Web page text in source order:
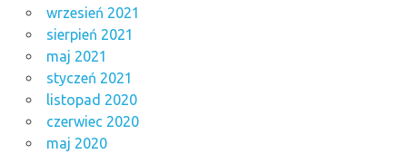
wrzesień 2021
sierpień 2021
maj 2021
styczeń 2021
listopad 2020
czerwiec 2020
maj 2020